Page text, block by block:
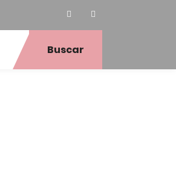
Buscar